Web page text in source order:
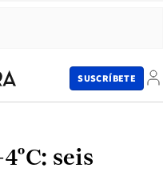
SUSCRÍBETE
seis